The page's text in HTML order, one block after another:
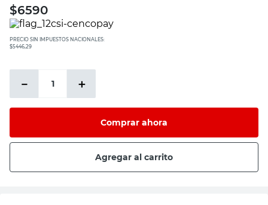
$6590
PRECIO SIN IMPUESTOS NACIONALES:
$5446,29
＋
－
Comprar ahora
Agregar al carrito